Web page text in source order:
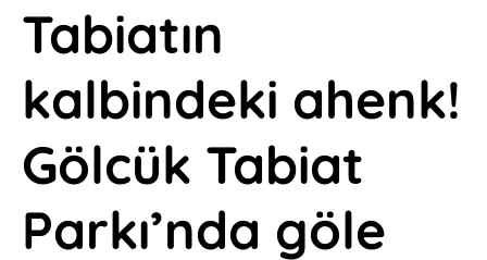
Tabiatın
kalbindeki ahenk!
Gölcük Tabiat
Parkı’nda göle